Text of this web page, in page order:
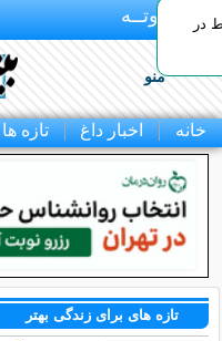
بـیتوتــه
منو
خانه اخبار داغ تازه ها
در
تازه های برای زندگی بهتر